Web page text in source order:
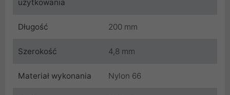
użytkowania
Długość 200 mm
Szerokość 4,8 mm
Materiał wykonania Nylon 66